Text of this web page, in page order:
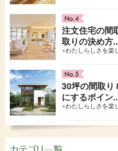
注文住宅の間
取りの決め方
●わたしらしさを楽
30坪の間取り
にするポイン
●わたしらしさを楽